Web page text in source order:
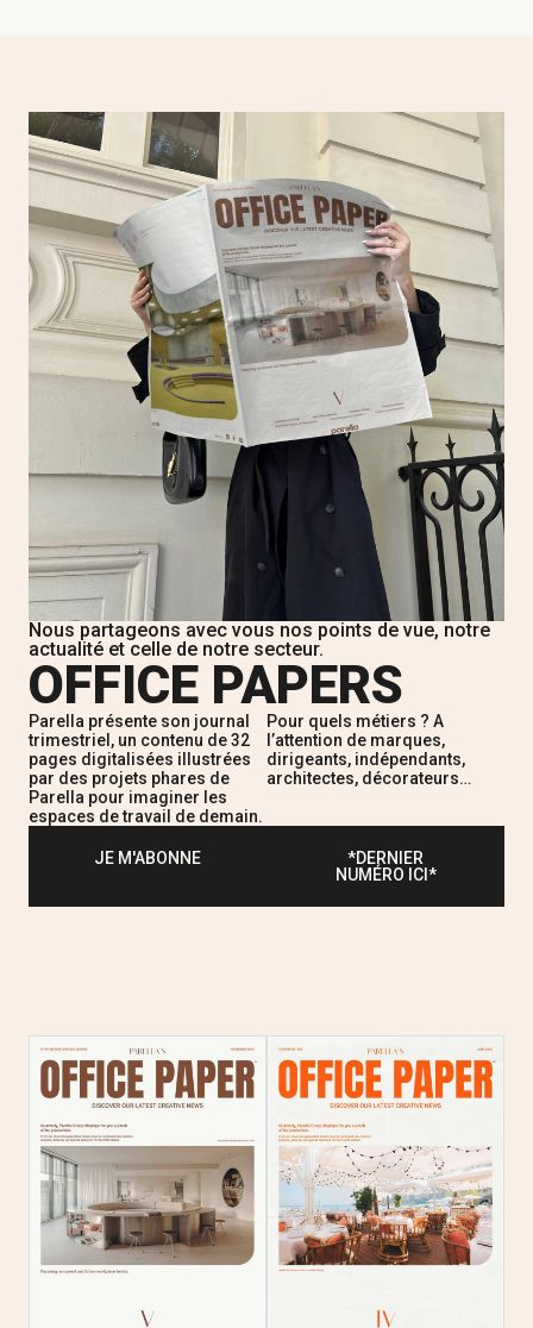
Nous partageons avec vous nos points de vue, notre
actualité et celle de notre secteur.​
OFFICE PAPERS
Parella présente son journal
trimestriel, un contenu de 32
pages digitalisées illustrées
par des projets phares de
Parella pour imaginer les
espaces de travail de demain.
Pour quels métiers ? A
l’attention de marques,
dirigeants, indépendants,
architectes, décorateurs…
JE M'ABONNE
*DERNIER
NUMÉRO ICI*